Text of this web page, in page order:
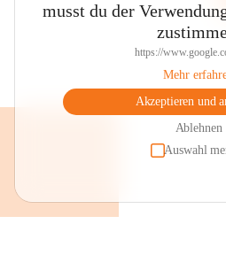
musst du der
https://
Mehr
Akzeptieren und
Ablehnen
Auswahl